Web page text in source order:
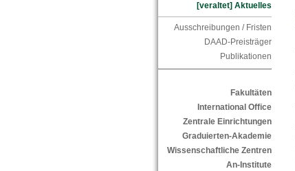
[veraltet] Aktuelles
Ausschreibungen / Fristen
DAAD-Preisträger
Publikationen
Fakultäten
International Office
Zentrale Einrichtungen
Graduierten-Akademie
Wissenschaftliche Zentren
An-Institute